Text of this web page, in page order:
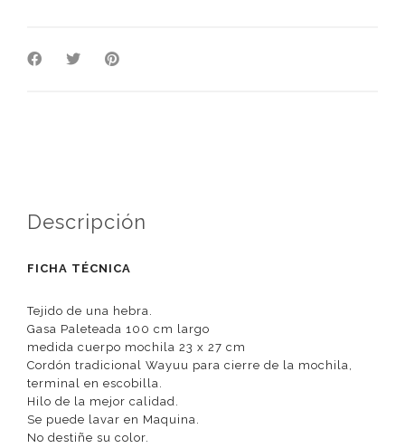
Descripción
FICHA TÉCNICA
Tejido de una hebra.
Gasa Paleteada 100 cm largo
medida cuerpo mochila 23 x 27 cm
Cordón tradicional Wayuu para cierre de la mochila,
terminal en escobilla.
Hilo de la mejor calidad.
Se puede lavar en Maquina.
No destiñe su color.